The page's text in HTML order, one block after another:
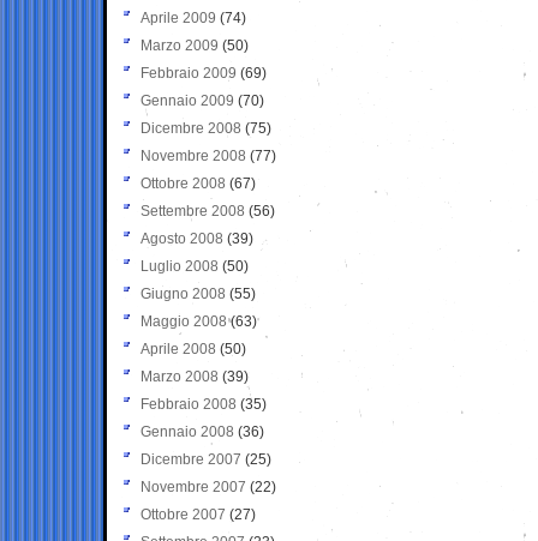
Aprile 2009 (74)
Marzo 2009 (50)
Febbraio 2009 (69)
Gennaio 2009 (70)
Dicembre 2008 (75)
Novembre 2008 (77)
Ottobre 2008 (67)
Settembre 2008 (56)
Agosto 2008 (39)
Luglio 2008 (50)
Giugno 2008 (55)
Maggio 2008(63)
Aprile 2008 (50)
Marzo 2008 (39)
Febbraio 2008 (35)
Gennaio 2008 (36)
Dicembre 2007 (25)
Novembre 2007 (22)
Ottobre 2007 (27)